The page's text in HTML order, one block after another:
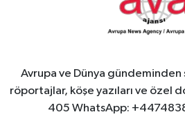
Avrupa ve Dünya
röportajlar, köşe yazıları ve özel
405 WhatsApp: